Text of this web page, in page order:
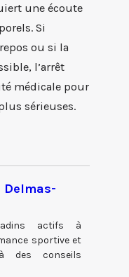
une écoute
Si
ou si la
l’arrêt
médicale pour
sérieuses.
Delmas-
actifs à
sportive et
des conseils